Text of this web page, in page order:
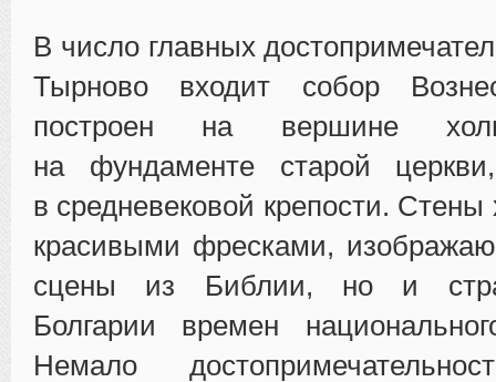
В число главных
Тырново входит собор
построен на вершине
на фундаменте старой
в средневековой крепости.
красивыми фресками,
сцены из Библии, но и
Болгарии времен
Немало